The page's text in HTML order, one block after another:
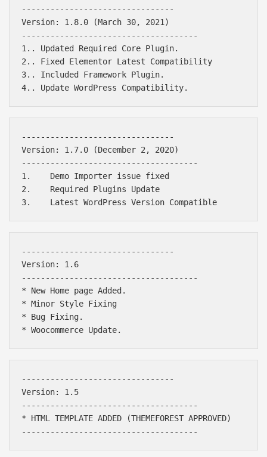
--------------------------------
Version: 1.8.0 (March 30, 2021)
-------------------------------------
1.. Updated Required Core Plugin.
2.. Fixed Elementor Latest Compatibility
3.. Included Framework Plugin.
--------------------------------
Version: 1.7.0 (December 2, 2020)
-------------------------------------
1.    Demo Importer issue fixed
2.    Required Plugins Update
--------------------------------
Version: 1.6
-------------------------------------
* New Home page Added.
* Minor Style Fixing
* Bug Fixing.
--------------------------------
Version: 1.5
-------------------------------------
* HTML TEMPLATE ADDED (THEMEFOREST APPROVED)